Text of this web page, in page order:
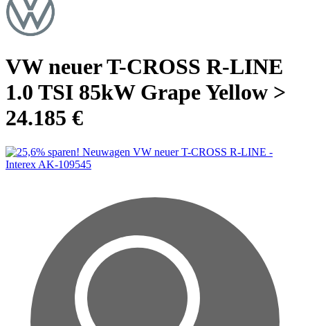
VW neuer T-CROSS R-LINE
1.0 TSI 85kW Grape Yellow >
24.185 €